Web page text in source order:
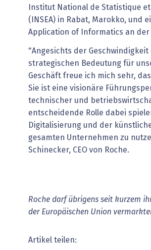
Institut National de Statistique
(INSEA) in Rabat, Marokko, und
Application of Informatics an der
"Angesichts der
strategischen Bedeutung für
Geschäft freue ich mich sehr,
Sie ist eine visionäre
technischer und
entscheidende Rolle dabei
Digitalisierung und der
gesamten Unternehmen zu
Schinecker, CEO von Roche.
Roche darf übrigens seit kurzem
der Europäischen Union
Artikel teilen: